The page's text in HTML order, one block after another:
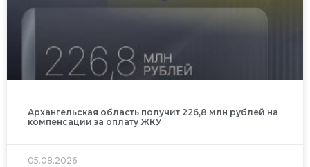
Архангельская область получит 226,8 млн рублей на
компенсации за оплату ЖКУ
05.08.2026